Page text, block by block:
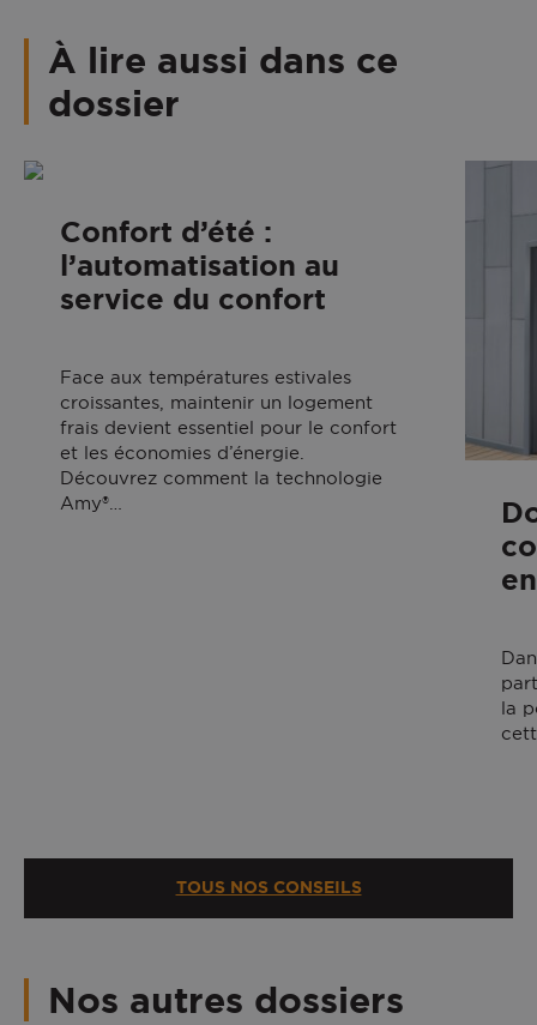
À lire aussi dans ce
dossier
Confort d’été :
l’automatisation au
service du confort
Face aux températures estivales
croissantes, maintenir un logement
frais devient essentiel pour le confort
et les économies d’énergie.
Découvrez comment la technologie
Amy®…
la
TOUS NOS CONSEILS
Nos autres dossiers